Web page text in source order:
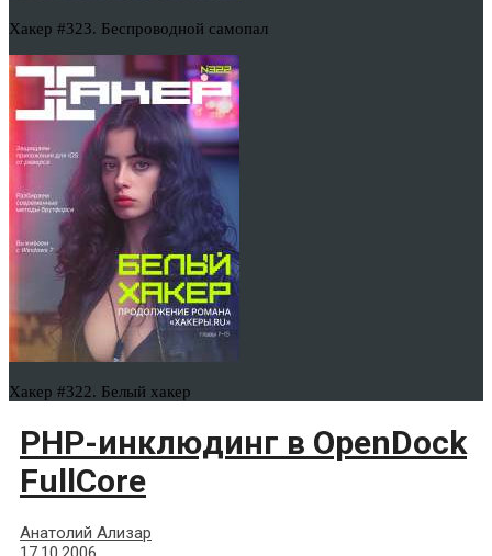
Хакер #323. Беспроводной самопал
Хакер #322. Белый хакер
PHP-инклюдинг в OpenDock
FullCore
Анатолий Ализар